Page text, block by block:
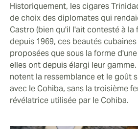
Historiquement, les cigares
de choix des diplomates qui
Castro (bien qu'il l'ait contesté à la
depuis 1969, ces beautés
proposées que sous la forme
elles ont depuis élargi leur
notent la ressemblance et le goût
avec le Cohiba, sans la troisième
révélatrice utilisée par le Cohiba.